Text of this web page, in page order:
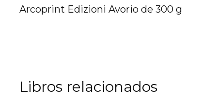
Arcoprint Edizioni Avorio de 300 g
Libros relacionados